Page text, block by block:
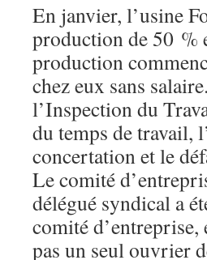
En janvier, l’usine
production de 50 %
production
chez eux sans
l’Inspection du
du temps de travail,
concertation et le
Le comité
délégué syndical a
comité
pas un seul ouvrier